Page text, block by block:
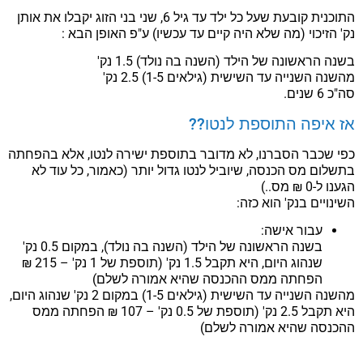
התוכנית קובעת שעל כל ילד עד גיל 6, שני בני הזוג יקבלו את אותן
נק' הזיכוי (מה שלא היה קיים עד עכשיו) ע"פ האופן הבא :
בשנה הראשונה של הילד (השנה בה נולד) 1.5 נק'
מהשנה השנייה עד השישית (גילאים 1-5) 2.5 נק'
סה"כ 6 שנים.
אז איפה התוספת לנטו??
כפי שכבר הסברנו, לא מדובר בתוספת ישירה לנטו, אלא בהפחתה
בתשלום מס הכנסה, שיוביל לנטו גדול יותר (כאמור, כל עוד לא
הגענו ל-0 ₪ מס..)
השינויים בנק' הוא כזה:
עבור אישה:
בשנה הראשונה של הילד (השנה בה נולד), במקום 0.5 נק'
שנהוג היום, היא תקבל 1.5 נק' (תוספת של 1 נק' – 215 ₪
הפחתה ממס ההכנסה שהיא אמורה לשלם)
מהשנה השנייה עד השישית (גילאים 1-5) במקום 2 נק' שנהוג היום,
היא תקבל 2.5 נק' (תוספת של 0.5 נק' – 107 ₪ הפחתה ממס
ההכנסה שהיא אמורה לשלם)